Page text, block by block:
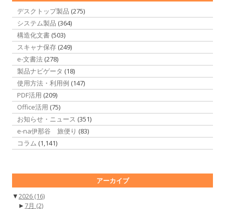
デスクトップ製品 (275)
システム製品 (364)
構造化文書 (503)
スキャナ保存 (249)
e-文書法 (278)
製品ナビゲータ (18)
使用方法・利用例 (147)
PDF活用 (209)
Office活用 (75)
お知らせ・ニュース (351)
e-na伊那谷 旅便り (83)
コラム (1,141)
アーカイブ
▼2026 (16)
► 7月 (2)